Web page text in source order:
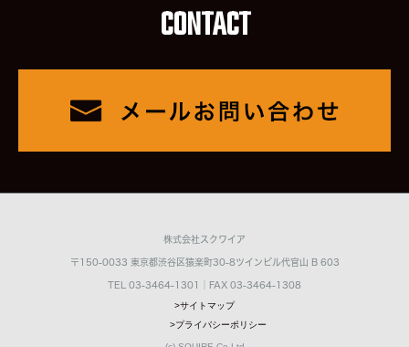
CONTACT
株式会社スクワイア
〒150-0033 東京都渋谷区猿楽町30-8ツインビル代官山 B 603
TEL 03-3464-1301｜FAX 03-3464-1308
>サイトマップ
>プライバシーポリシー